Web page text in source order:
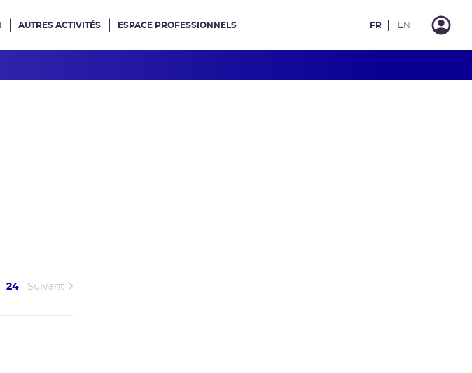
AUTRES ACTIVITÉS ESPACE PROFESSIONNELS FR EN
24(current)
Suivant